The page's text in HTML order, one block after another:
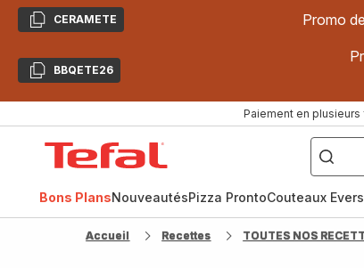
CopierCERAMETE Promo
CopierBBQETE26
Paiement en plusieurs
["Poêles
inox,
Cake
Factory,
Bons PlansNouveautésPizza ProntoCouteaux
Accueil Recettes TOUTES NOS